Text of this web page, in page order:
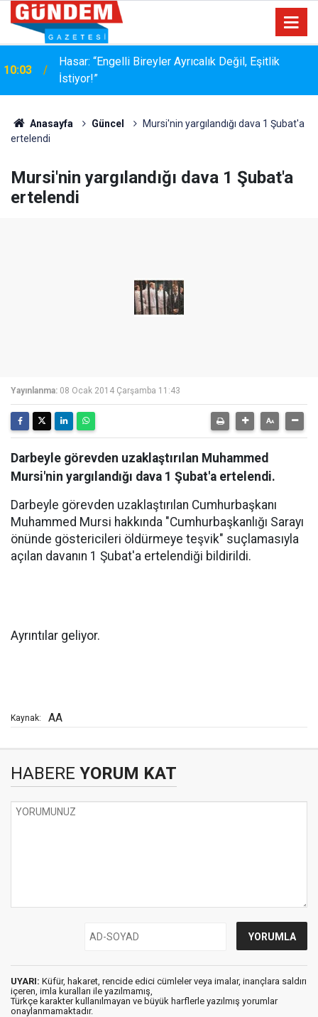
17:36
MÜŞTERİ HER ZAMAN HAKLIDIR… AMA HER
ZAMAN NAZİK DEĞİLDİR
Anasayfa Güncel
Mursi'nin yargılandığı dava 1 Şubat'a
ertelendi
Mursi'nin yargılandığı dava 1 Şubat'a
ertelendi
Yayınlanma: 08 Ocak 2014 Çarşamba 11:43
Darbeyle görevden uzaklaştırılan Muhammed
Mursi'nin yargılandığı dava 1 Şubat'a ertelendi.
Darbeyle görevden uzaklaştırılan Cumhurbaşkanı
Muhammed Mursi hakkında "Cumhurbaşkanlığı Sarayı
önünde göstericileri öldürmeye teşvik" suçlamasıyla
açılan davanın 1 Şubat'a ertelendiği bildirildi.
Ayrıntılar geliyor.
Kaynak: AA
HABERE YORUM KAT
UYARI: Küfür, hakaret, rencide edici cümleler veya imalar, inançlara saldırı
içeren, imla kuralları ile yazılmamış,
Türkçe karakter kullanılmayan ve büyük harflerle yazılmış yorumlar
onaylanmamaktadır.